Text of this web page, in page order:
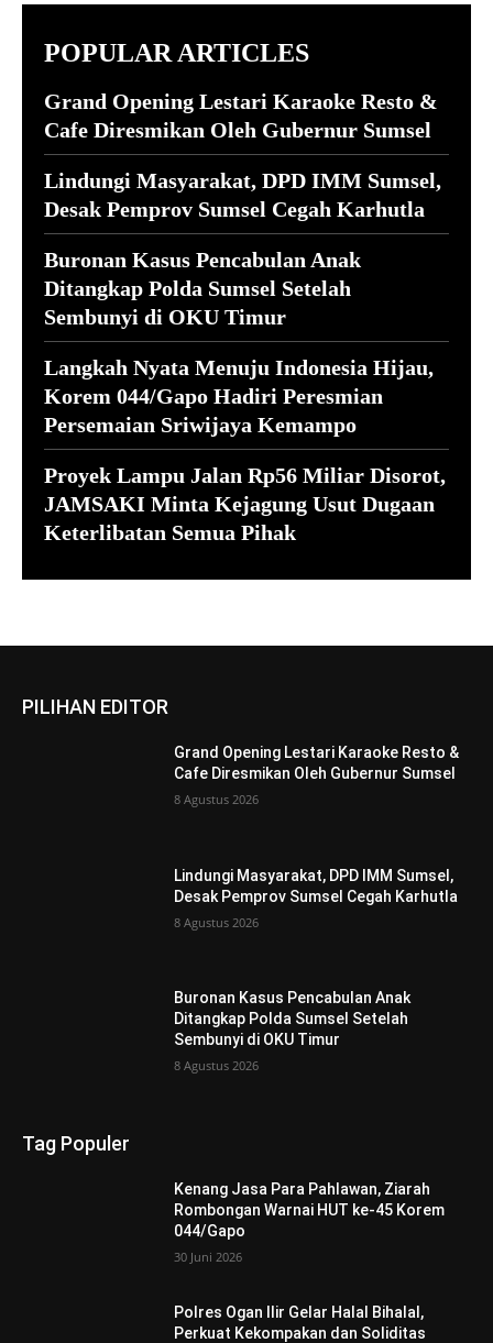
POPULAR ARTICLES
Grand Opening Lestari Karaoke Resto &
Cafe Diresmikan Oleh Gubernur Sumsel
Lindungi Masyarakat, DPD IMM Sumsel,
Desak Pemprov Sumsel Cegah Karhutla
Buronan Kasus Pencabulan Anak
Ditangkap Polda Sumsel Setelah
Sembunyi di OKU Timur
Langkah Nyata Menuju Indonesia Hijau,
Korem 044/Gapo Hadiri Peresmian
Persemaian Sriwijaya Kemampo
Proyek Lampu Jalan Rp56 Miliar Disorot,
JAMSAKI Minta Kejagung Usut Dugaan
Keterlibatan Semua Pihak
PILIHAN EDITOR
Grand Opening Lestari Karaoke Resto &
Cafe Diresmikan Oleh Gubernur Sumsel
8 Agustus 2026
Lindungi Masyarakat, DPD IMM Sumsel,
Desak Pemprov Sumsel Cegah Karhutla
8 Agustus 2026
Buronan Kasus Pencabulan Anak
Ditangkap Polda Sumsel Setelah
Sembunyi di OKU Timur
8 Agustus 2026
Tag Populer
Kenang Jasa Para Pahlawan, Ziarah
Rombongan Warnai HUT ke-45 Korem
044/Gapo
30 Juni 2026
Polres Ogan Ilir Gelar Halal Bihalal,
Perkuat Kekompakan dan Soliditas